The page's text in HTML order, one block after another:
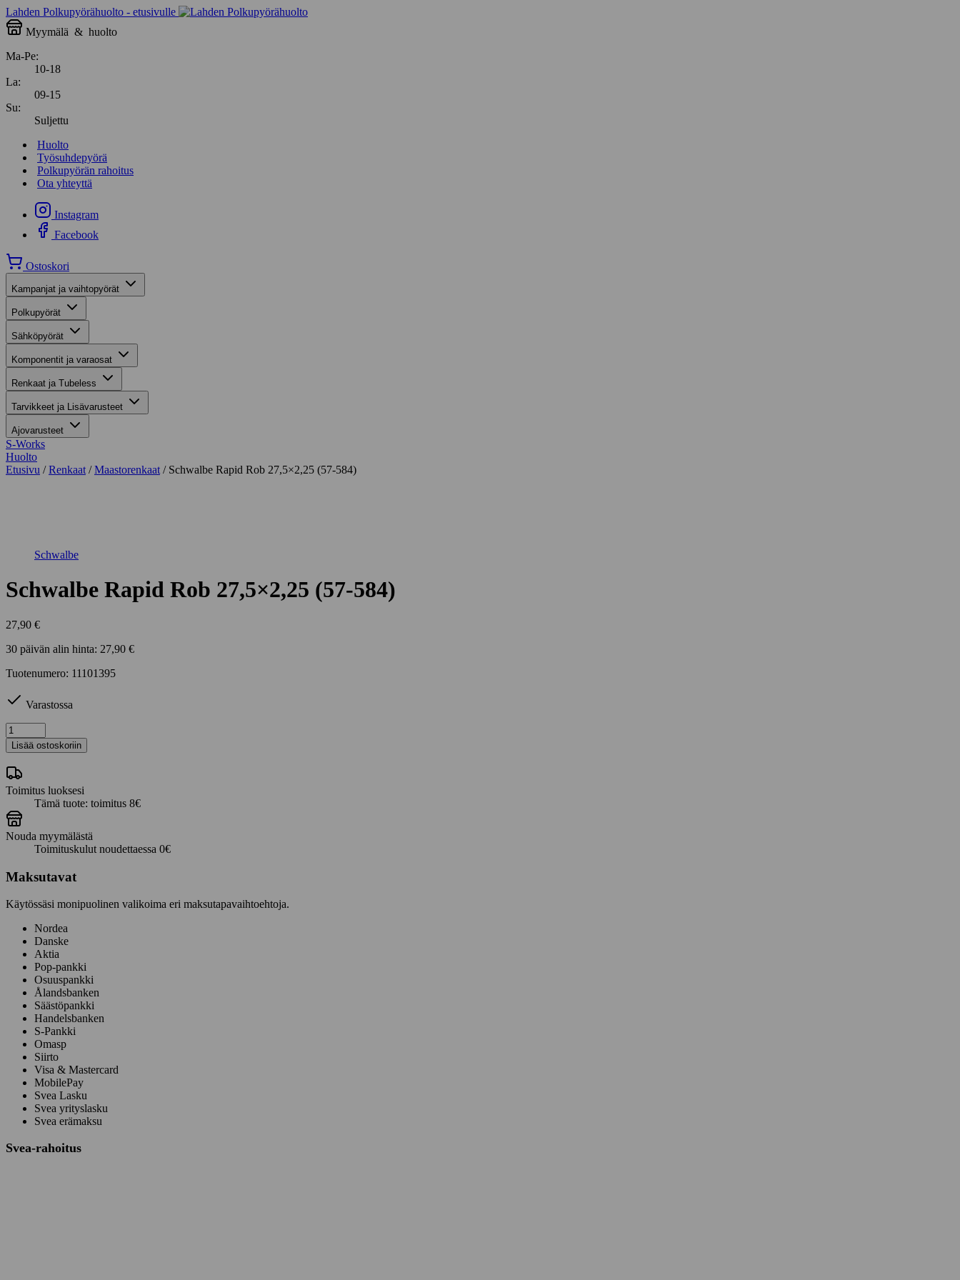
Lahden Polkupyörähuolto - etusivulle
Myymälä & huolto
Ma-Pe:
10-18
La:
09-15
Su:
Suljettu
Huolto
Työsuhdepyörä
Polkupyörän rahoitus
Ota yhteyttä
Instagram
Facebook
Ostoskori
Kampanjat ja vaihtopyörät
Polkupyörät
Sähköpyörät
Komponentit ja varaosat
Renkaat ja Tubeless
Tarvikkeet ja Lisävarusteet
Ajovarusteet
S-Works
Huolto
Etusivu /Renkaat /Maastorenkaat / Schwalbe Rapid Rob 27,5×2,25 (57-584)
Schwalbe
Schwalbe Rapid Rob 27,5×2,25 (57-584)
27,90 €
30 päivän alin hinta: 27,90 €
Tuotenumero: 11101395
Varastossa
Schwalbe
Rapid
Rob
27,5x2,25
(57-
584)
Lisää ostoskoriin
Toimitus luoksesi
Tämä tuote: toimitus 8€
Nouda myymälästä
Toimituskulut noudettaessa 0€
Maksutavat
Käytössäsi monipuolinen valikoima eri maksutapavaihtoehtoja.
Nordea
Danske
Aktia
Pop-pankki
Osuuspankki
Ålandsbanken
Säästöpankki
Handelsbanken
S-Pankki
Omasp
Siirto
Visa & Mastercard
MobilePay
Svea Lasku
Svea yrityslasku
Svea erämaksu
Svea-rahoitus